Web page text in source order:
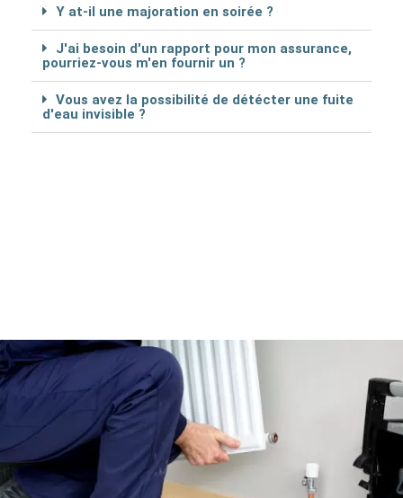
Y at-il une majoration en soirée ?
J'ai besoin d'un rapport pour mon assurance,
pourriez-vous m'en fournir un ?
Vous avez la possibilité de détécter une fuite
d'eau invisible ?